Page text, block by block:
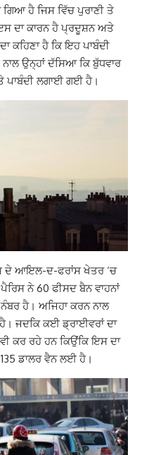
ਹੈ ਜਿਸ ਵਿੱਚ ਪੁਰਾਣੀ ਤੇ
ਦਾ ਕਾਰਨ ਹੈ ਪ੍ਰਦੂਸ਼ਨ ਅਤੇ
ਕਹਿਣਾ ਹੈ ਕਿ ਇਹ ਪਾਬੰਦੀ
ਉਨ੍ਹਾਂ ਦੱਸਿਆ ਕਿ ਬੁੱਧਵਾਰ
ਪਾਬੰਦੀ ਲਗਾਈ ਗਈ ਹੈ।
ਦੇ ਆਇਲ-ਦ-ਫਰਾਂਸ ਖੇਤਰ ‘ਚ
ਨੇ 60 ਫੀਸਦ ਬੈਨ ਵਾਹਨਾਂ
ਹੈ। ਅਜਿਹਾ ਕਰਨ ਨਾਲ
ਜਦਕਿ ਕਈ ਡ੍ਰਾਈਵਰਾਂ ਦਾ
ਕਰ ਰਹੇ ਹਨ ਕਿਉਂਕਿ ਇਸ ਦਾ
ਡਾਲਰ ਵੈਨ ਲਈ ਹੈ।